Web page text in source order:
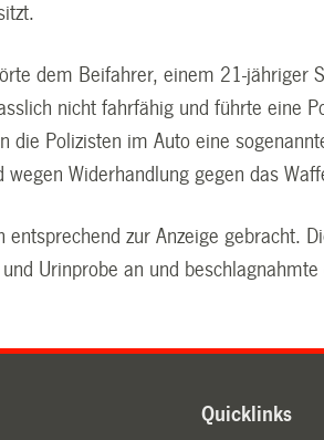
dem Beifahrer, einem 21-jähriger
nicht fahrfähig und führte eine
die Polizisten im Auto eine
wegen Widerhandlung gegen das
entsprechend zur Anzeige gebracht.
Urinprobe an und beschlagnahmte
Quicklinks